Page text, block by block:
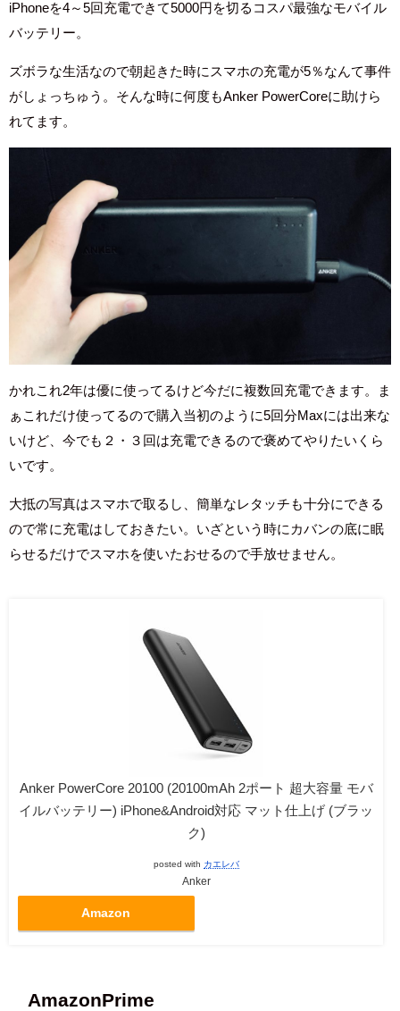
iPhoneを4～5回充電できて5000円を切るコスパ最強なモバイル
バッテリー。
ズボラな生活なので朝起きた時にスマホの充電が5％なんて事件
がしょっちゅう。そんな時に何度もAnker PowerCoreに助けら
れてます。
かれこれ2年は優に使ってるけど今だに複数回充電できます。ま
ぁこれだけ使ってるので購入当初のように5回分Maxには出来な
いけど、今でも２・３回は充電できるので褒めてやりたいくら
いです。
大抵の写真はスマホで取るし、簡単なレタッチも十分にできる
ので常に充電はしておきたい。いざという時にカバンの底に眠
らせるだけでスマホを使いたおせるので手放せません。
Anker PowerCore 20100 (20100mAh 2ポート 超大容量 モバ
イルバッテリー) iPhone&Android対応 マット仕上げ (ブラッ
ク)
posted with カエレバ
Anker
Amazon
AmazonPrime